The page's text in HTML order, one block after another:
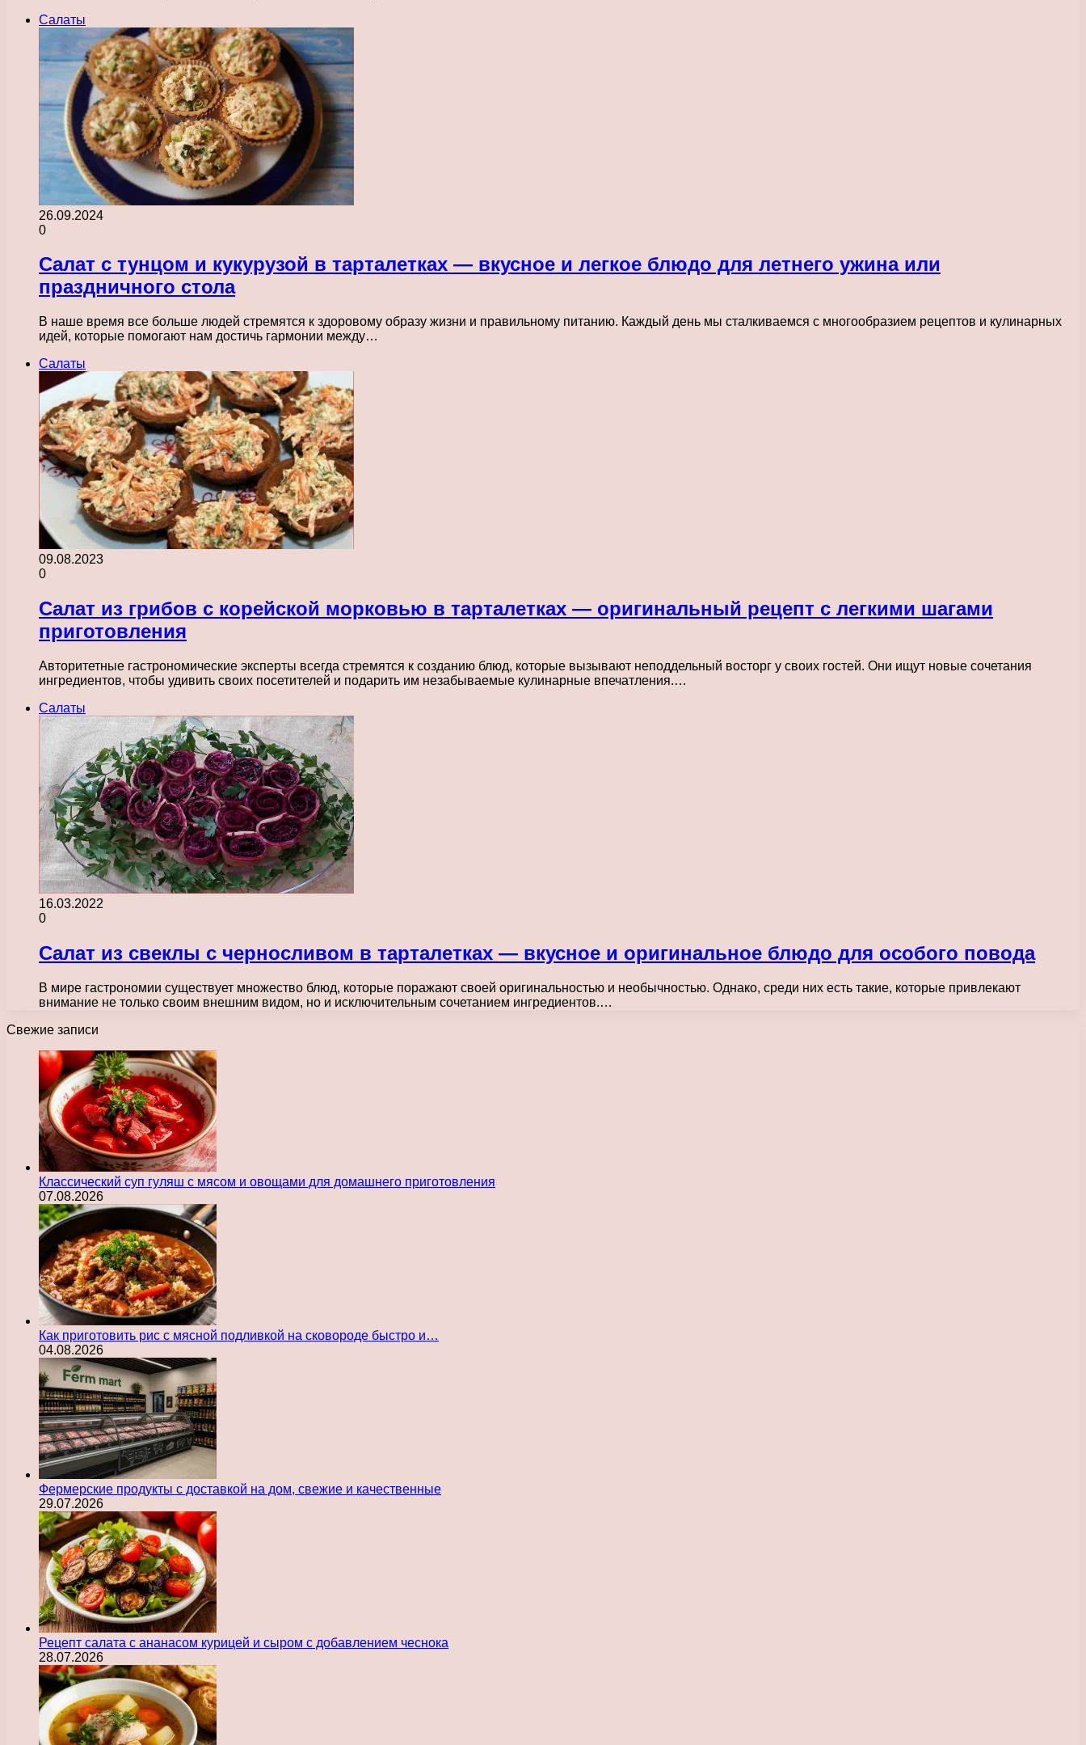
Салаты
26.09.2024
0
Салат с тунцом и кукурузой в тарталетках — вкусное и легкое блюдо для летнего ужина или
праздничного стола
В наше время все больше людей стремятся к здоровому образу жизни и правильному питанию. Каждый день мы сталкиваемся с многообразием рецептов и кулинарных
идей, которые помогают нам достичь гармонии между…
Салаты
09.08.2023
0
Салат из грибов с корейской морковью в тарталетках — оригинальный рецепт с легкими шагами
приготовления
Авторитетные гастрономические эксперты всегда стремятся к созданию блюд, которые вызывают неподдельный восторг у своих гостей. Они ищут новые сочетания
ингредиентов, чтобы удивить своих посетителей и подарить им незабываемые кулинарные впечатления.…
Салаты
16.03.2022
0
Салат из свеклы с черносливом в тарталетках — вкусное и оригинальное блюдо для особого повода
В мире гастрономии существует множество блюд, которые поражают своей оригинальностью и необычностью. Однако, среди них есть такие, которые привлекают
внимание не только своим внешним видом, но и исключительным сочетанием ингредиентов.…
Свежие записи
Классический суп гуляш с мясом и овощами для домашнего приготовления
07.08.2026
Как приготовить рис с мясной подливкой на сковороде быстро и…
04.08.2026
Фермерские продукты с доставкой на дом, свежие и качественные
29.07.2026
Рецепт салата с ананасом курицей и сыром с добавлением чеснока
28.07.2026